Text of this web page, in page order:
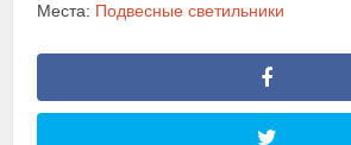
Места: Подвесные светильники